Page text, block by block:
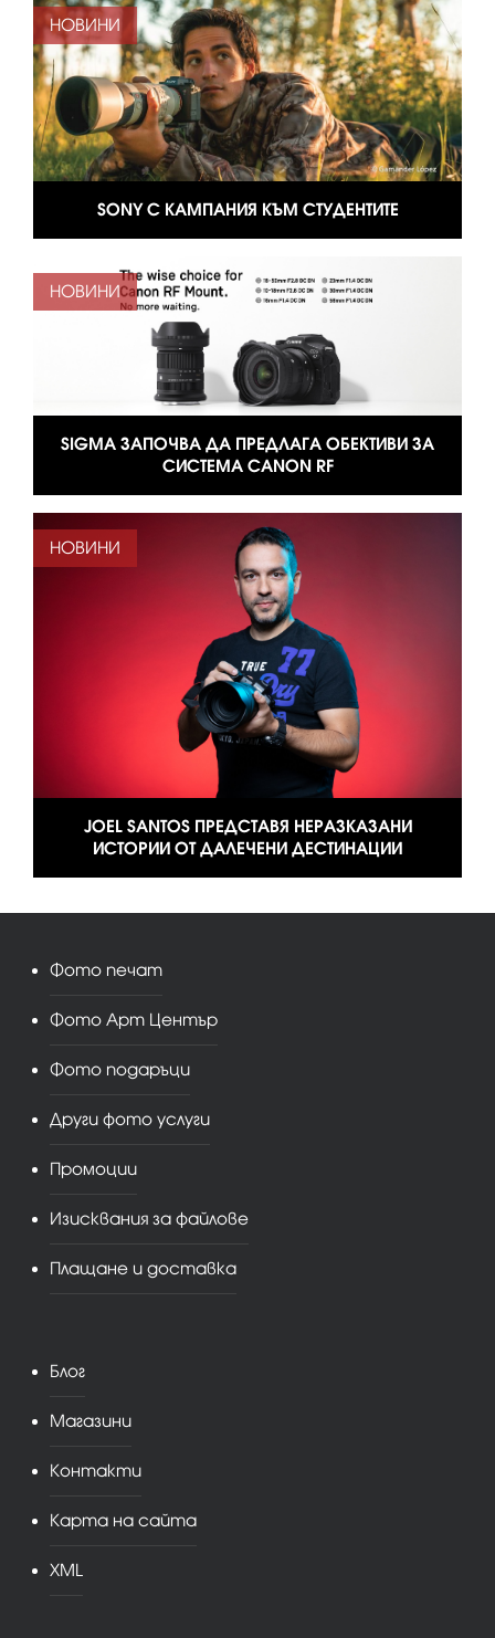
SONY С КАМПАНИЯ КЪМ СТУДЕНТИТЕ
НОВИНИ
SIGMA ЗАПОЧВА ДА ПРЕДЛАГА ОБЕКТИВИ ЗА
СИСТЕМА CANON RF
НОВИНИ
JOEL SANTOS ПРЕДСТАВЯ НЕРАЗКАЗАНИ
ИСТОРИИ ОТ ДАЛЕЧЕНИ ДЕСТИНАЦИИ
НОВИНИ
Фото печат
Фото Арт Център
Фото подаръци
Други фото услуги
Промоции
Изисквания за файлове
Плащане и доставка
Блог
Магазини
Контакти
Карта на сайта
XML